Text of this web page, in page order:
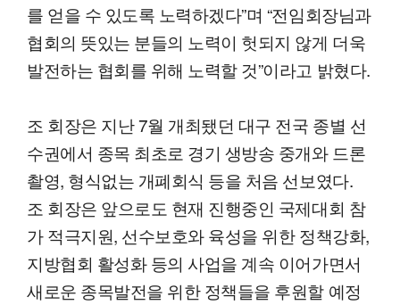
를 얻을 수 있도록 노력하겠다”며 “전임회장님과
협회의 뜻있는 분들의 노력이 헛되지 않게 더욱
발전하는 협회를 위해 노력할 것”이라고 밝혔다.
조 회장은 지난 7월 개최됐던 대구 전국 종별 선
수권에서 종목 최초로 경기 생방송 중개와 드론
촬영, 형식없는 개폐회식 등을 처음 선보였다.
조 회장은 앞으로도 현재 진행중인 국제대회 참
가 적극지원, 선수보호와 육성을 위한 정책강화,
지방협회 활성화 등의 사업을 계속 이어가면서
새로운 종목발전을 위한 정책들을 후원할 예정